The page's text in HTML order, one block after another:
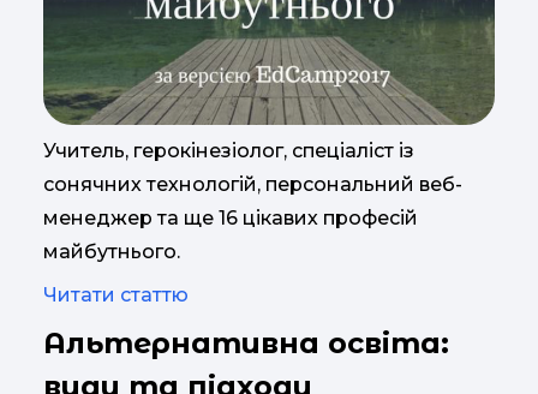
Учитель, герокінезіолог, спеціаліст із
сонячних технологій, персональний веб-
менеджер та ще 16 цікавих професій
майбутнього.
Читати статтю
Альтернативна освіта:
види та підходи